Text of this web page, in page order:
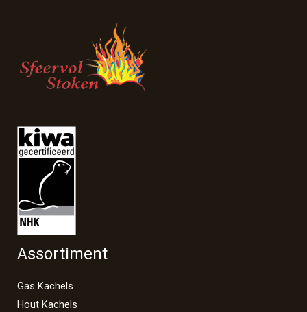
Assortiment
Gas Kachels
Hout Kachels